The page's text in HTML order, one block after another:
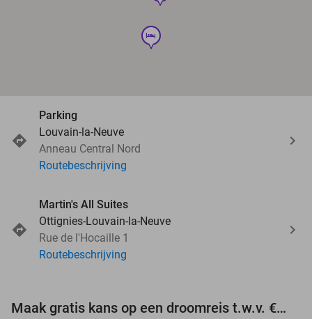
hotel
Parking
Louvain-la-Neuve
Anneau Central Nord
Routebeschrijving
Martin's All Suites
Ottignies-Louvain-la-Neuve
Rue de l'Hocaille 1
Routebeschrijving
Maak gratis kans op een droomreis t.w.v. €3.000!